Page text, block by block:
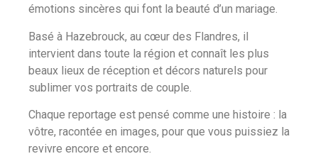
émotions sincères qui font la beauté d’un mariage.
Basé à Hazebrouck, au cœur des Flandres, il
intervient dans toute la région et connaît les plus
beaux lieux de réception et décors naturels pour
sublimer vos portraits de couple.
Chaque reportage est pensé comme une histoire : la
vôtre, racontée en images, pour que vous puissiez la
revivre encore et encore.